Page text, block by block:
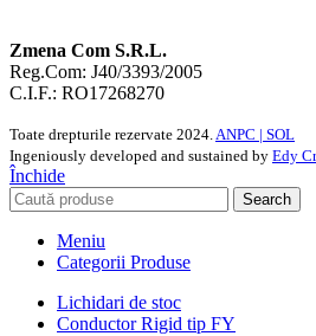
Zmena Com S.R.L.
Reg.Com: J40/3393/2005
C.I.F.: RO17268270
Toate drepturile rezervate 2024.ANPC | SOL
Ingeniously developed and sustained by Edy
Închide
Search
Meniu
Categorii Produse
Lichidari de stoc
Conductor Rigid tip FY